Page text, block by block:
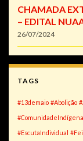
CHAMADA
– EDITAL
26/07/2024
TAGS
#13demaio #Abolição
#ComunidadeIndígena
#EscutaIndividual